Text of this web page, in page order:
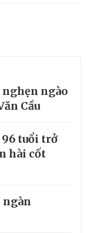
ngào
Cầu
96 tuổi trở
hài cốt
ngàn